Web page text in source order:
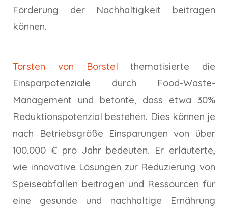
Förderung der Nachhaltigkeit beitragen
können.
Torsten von Borstel thematisierte die
Einsparpotenziale durch Food-Waste-
Management und betonte, dass etwa 30%
Reduktionspotenzial bestehen. Dies können je
nach Betriebsgröße Einsparungen von über
100.000 € pro Jahr bedeuten. Er erläuterte,
wie innovative Lösungen zur Reduzierung von
Speiseabfällen beitragen und Ressourcen für
eine gesunde und nachhaltige Ernährung